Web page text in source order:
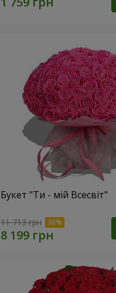
Букет "Ти - мій Всесвіт"
11 713 грн